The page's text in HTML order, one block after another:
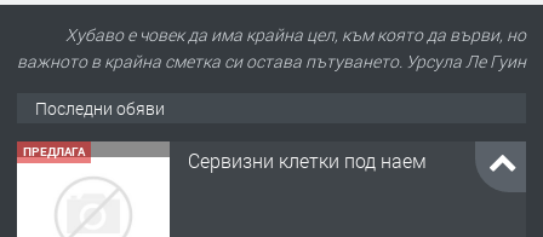
Хубаво е човек да има крайна цел, към която да върви, но
важното в крайна сметка си остава пътуването. Урсула Ле Гуин
Последни обяви
ПРЕДЛАГА Сервизни клетки под наем